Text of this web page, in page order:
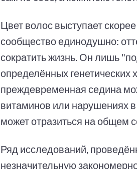
Цвет волос выступает
сообщество единодушно:
сократить жизнь. Он лишь
определённых генетических
преждевременная седина
витаминов или нарушениях
может отразиться на общем
Ряд исследований,
незначительную